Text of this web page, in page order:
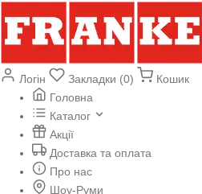
Логін Закладки (0)
Кошик
Головна
Каталог
Акції
Доставка та оплата
Про нас
Шоу-Руми